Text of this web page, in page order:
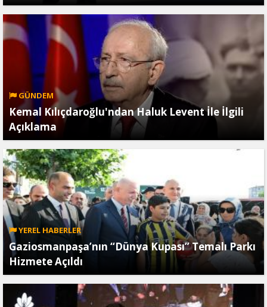
GÜNDEM
Kemal Kılıçdaroğlu'ndan Haluk Levent İle İlgili
Açıklama
YEREL HABERLER
Gaziosmanpaşa’nın “Dünya Kupası” Temalı Parkı
Hizmete Açıldı